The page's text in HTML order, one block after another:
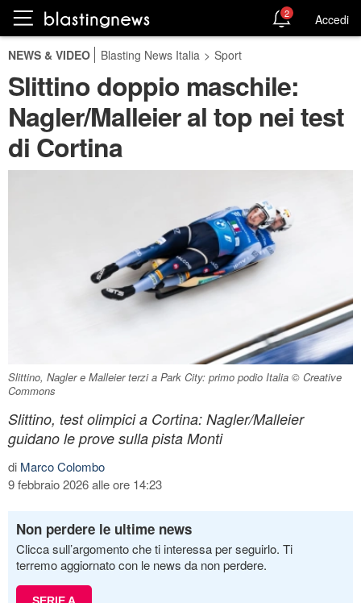
2 Accedi
NEWS & VIDEO Blasting News Italia > Sport
Slittino doppio maschile:
Nagler/Malleier al top nei test
di Cortina
Slittino, Nagler e Malleier terzi a Park City: primo podio Italia © Creative
Commons
Slittino, test olimpici a Cortina: Nagler/Malleier
guidano le prove sulla pista Monti
di Marco Colombo
9 febbraio 2026 alle ore 14:23
Non perdere le ultime news
Clicca sull’argomento che ti interessa per seguirlo. Ti
terremo aggiornato con le news da non perdere.
SERIE A